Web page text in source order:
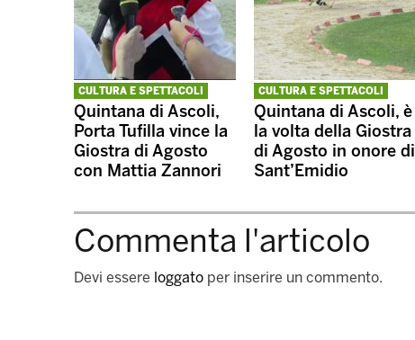
CULTURA E SPETTACOLI
Quintana di Ascoli,
Porta Tufilla vince la
Giostra di Agosto
con Mattia Zannori
CULTURA E SPETTACOLI
Quintana di Ascoli, è
la volta della Giostra
di Agosto in onore di
Sant’Emidio
Commenta l'articolo
Devi essere loggato per inserire un commento.